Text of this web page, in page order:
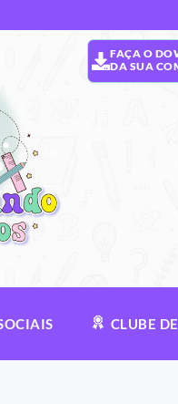
FAÇA O
DA SUA
CLUBE